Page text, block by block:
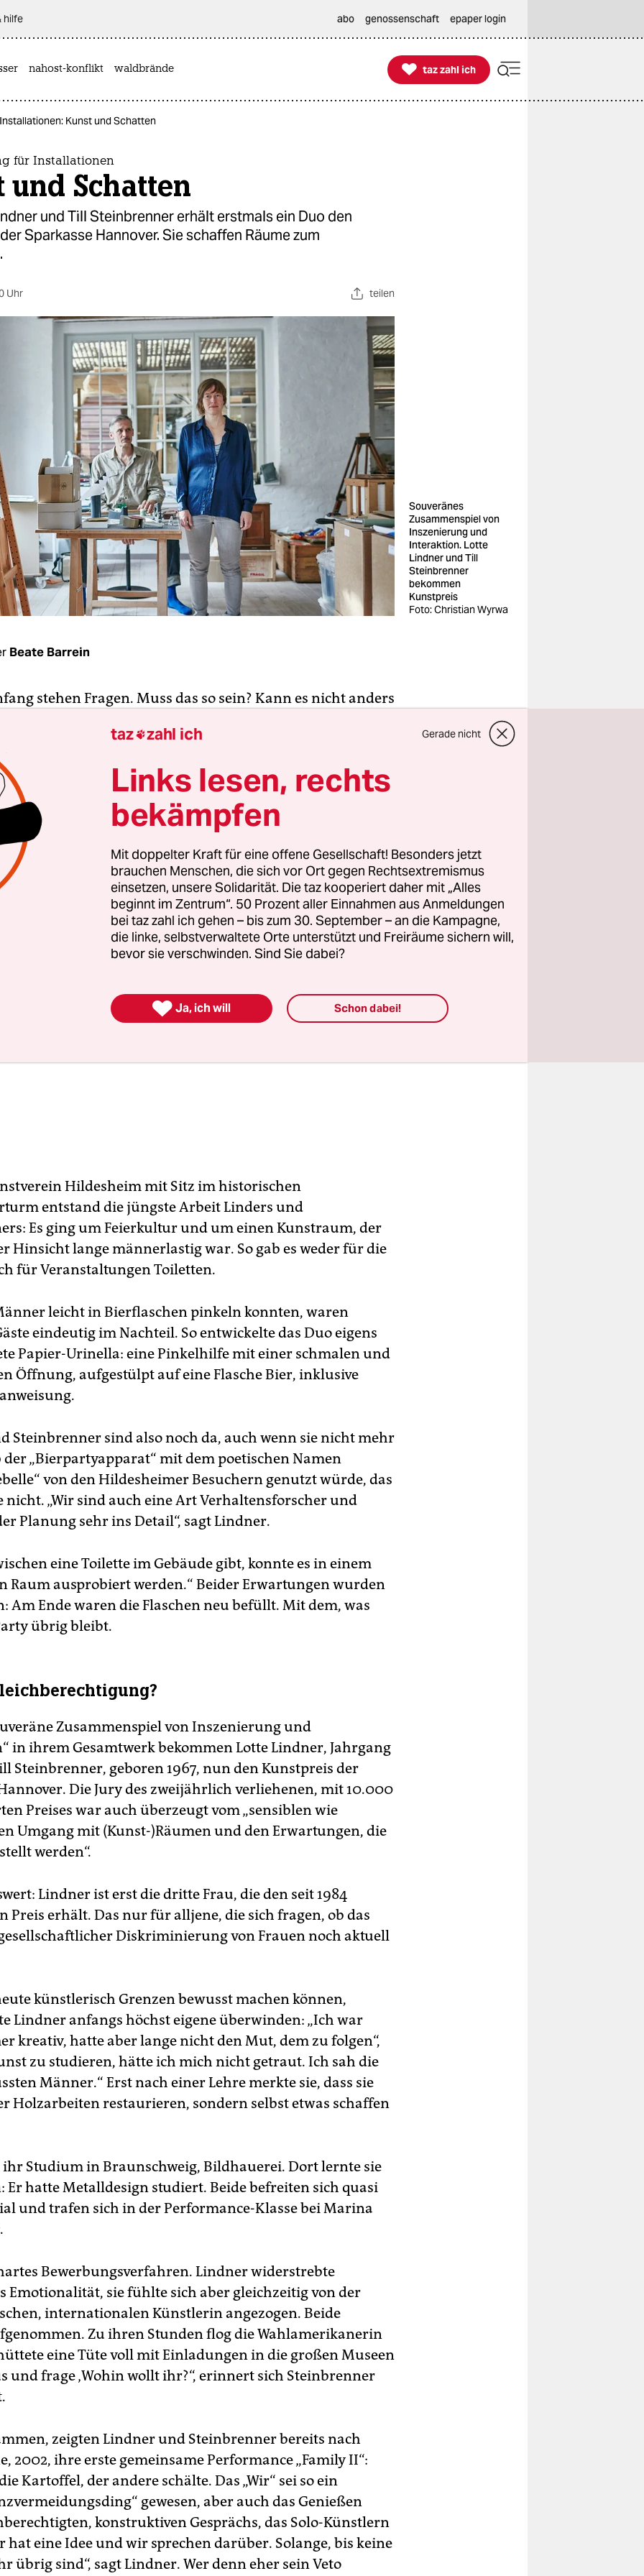
hilfe abo genossenschaft epaper login
nahost-konflikt waldbrände 
taz zahl ich
taz zahl ich
Kunst und Schatten
für Installationen
und Schatten
und Till Steinbrenner erhält erstmals ein Duo den
Sparkasse Hannover. Sie schaffen Räume zum
Uhr teilen
Souveränes
Zusammenspiel von
Inszenierung und
Interaktion. Lotte
Lindner und Till
Steinbrenner
bekommen
Kunstpreis
Foto: Christian Wyrwa
Beate Barrein
stehen Fragen. Muss das so sein? Kann es nicht anders
Till Steinbrenner haben vor kurzem eine ehemalige
einem hannoverschen Hinterhof grundsaniert. Da gibt es
Sprossenfenster und Wände mit zart geweißtem, rauhem
Tischen und Materialstapeln und die Küche sind nur
Wand getrennt. Der Wohnbereich schließt sich
Alles ist mit allem verbunden. Ein passender Ort.
Hildesheim mit Sitz im historischen
entstand die jüngste Arbeit Linders und
Es ging um Feierkultur und um einen Kunstraum, der
Hinsicht lange männerlastig war. So gab es weder für die
für Veranstaltungen Toiletten.
leicht in Bierflaschen pinkeln konnten, waren
eindeutig im Nachteil. So entwickelte das Duo eigens
Papier-Urinella: eine Pinkelhilfe mit einer schmalen und
Öffnung, aufgestülpt auf eine Flasche Bier, inklusive
Steinbrenner sind also noch da, auch wenn sie nicht mehr
der „Bierpartyapparat“ mit dem poetischen Namen
von den Hildesheimer Besuchern genutzt würde, das
nicht. „Wir sind auch eine Art Verhaltensforscher und
Planung sehr ins Detail“, sagt Lindner.
eine Toilette im Gebäude gibt, konnte es in einem
Raum ausprobiert werden.“ Beider Erwartungen wurden
Am Ende waren die Flaschen neu befüllt. Mit dem, was
übrig bleibt.
Zusammenspiel von Inszenierung und
in ihrem Gesamtwerk bekommen Lotte Lindner, Jahrgang
Steinbrenner, geboren 1967, nun den Kunstpreis der
Die Jury des zweijährlich verliehenen, mit 10.000
Preises war auch überzeugt vom „sensiblen wie
Umgang mit (Kunst-)Räumen und den Erwartungen, die
werden“.
Lindner ist erst die dritte Frau, die den seit 1984
Preis erhält. Das nur für alljene, die sich fragen, ob das
Diskriminierung von Frauen noch aktuell
künstlerisch Grenzen bewusst machen können,
Lindner anfangs höchst eigene überwinden: „Ich war
kreativ, hatte aber lange nicht den Mut, dem zu folgen“,
zu studieren, hätte ich mich nicht getraut. Ich sah die
Männer.“ Erst nach einer Lehre merkte sie, dass sie
Holzarbeiten restaurieren, sondern selbst etwas schaffen
ihr Studium in Braunschweig, Bildhauerei. Dort lernte sie
Er hatte Metalldesign studiert. Beide befreiten sich quasi
und trafen sich in der Performance-Klasse bei Marina
Bewerbungsverfahren. Lindner widerstrebte
Emotionalität, sie fühlte sich aber gleichzeitig von der
internationalen Künstlerin angezogen. Beide
Zu ihren Stunden flog die Wahlamerikanerin
eine Tüte voll mit Einladungen in die großen Museen
und frage ‚Wohin wollt ihr?“, erinnert sich Steinbrenner
zeigten Lindner und Steinbrenner bereits nach
2002, ihre erste gemeinsame Performance „Family II“:
Kartoffel, der andere schälte. Das „Wir“ sei so ein
gewesen, aber auch das Genießen
konstruktiven Gesprächs, das Solo-Künstlern
hat eine Idee und wir sprechen darüber. Solange, bis keine
übrig sind“, sagt Lindner. Wer denn eher sein Veto
taz zahl ich Gerade nicht
Links lesen, rechts
bekämpfen
Mit doppelter Kraft für eine offene Gesellschaft! Besonders jetzt
brauchen Menschen, die sich vor Ort gegen Rechtsextremismus
einsetzen, unsere Solidarität. Die taz kooperiert daher mit „Alles
beginnt im Zentrum“. 50 Prozent aller Einnahmen aus Anmeldungen
bei taz zahl ich gehen – bis zum 30. September – an die Kampagne,
die linke, selbstverwaltete Orte unterstützt und Freiräume sichern will,
bevor sie verschwinden. Sind Sie dabei?
 Ja, ich will Schon dabei!